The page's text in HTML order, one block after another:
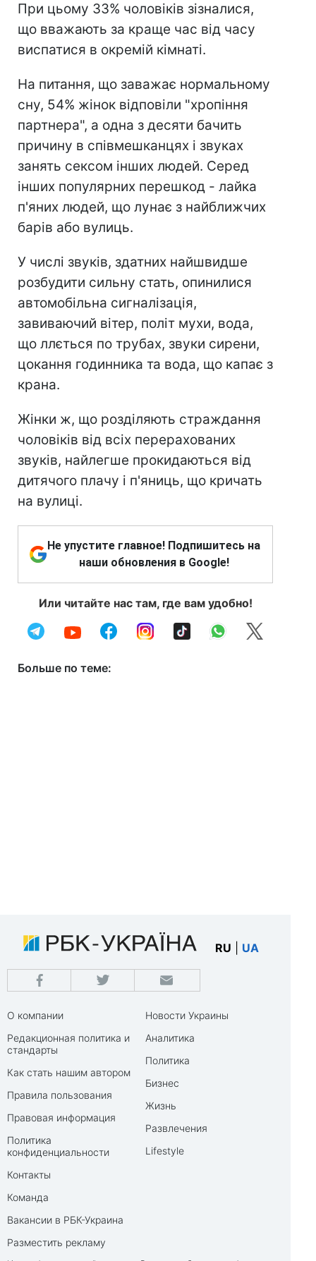
При цьому 33% чоловіків зізналися,
що вважають за краще час від часу
виспатися в окремій кімнаті.
На питання, що заважає нормальному
сну, 54% жінок відповіли "хропіння
партнера", а одна з десяти бачить
причину в співмешканцях і звуках
занять сексом інших людей. Серед
інших популярних перешкод - лайка
п'яних людей, що лунає з найближчих
барів або вулиць.
У числі звуків, здатних найшвидше
розбудити сильну стать, опинилися
автомобільна сигналізація,
завиваючий вітер, політ мухи, вода,
що ллється по трубах, звуки сирени,
цокання годинника та вода, що капає з
крана.
Жінки ж, що розділяють страждання
чоловіків від всіх перерахованих
звуків, найлегше прокидаються від
дитячого плачу і п'яниць, що кричать
на вулиці.
Не упустите главное! Подпишитесь на
наши обновления в Google!
Или читайте нас там, где вам удобно!
Больше по теме:
RU UA
О компании
Редакционная политика и
стандарты
Как стать нашим автором
Правила пользования
Правовая информация
Политика
конфиденциальности
Контакты
Команда
Вакансии в РБК-Украина
Разместить рекламу
Новости Украины
Аналитика
Политика
Бизнес
Жизнь
Развлечения
Lifestyle